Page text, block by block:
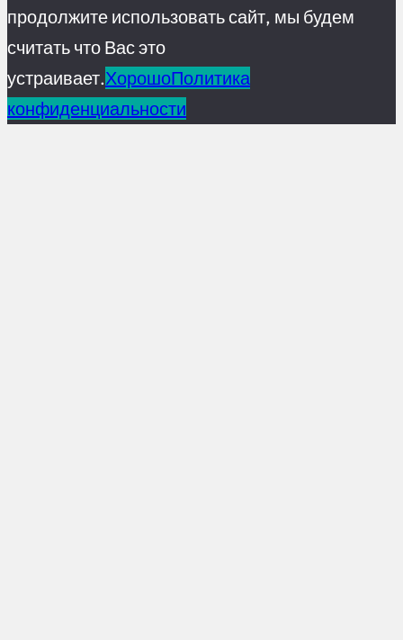
продолжите использовать сайт, мы будем
считать что Вас это
устраивает.ХорошоПолитика
конфиденциальности